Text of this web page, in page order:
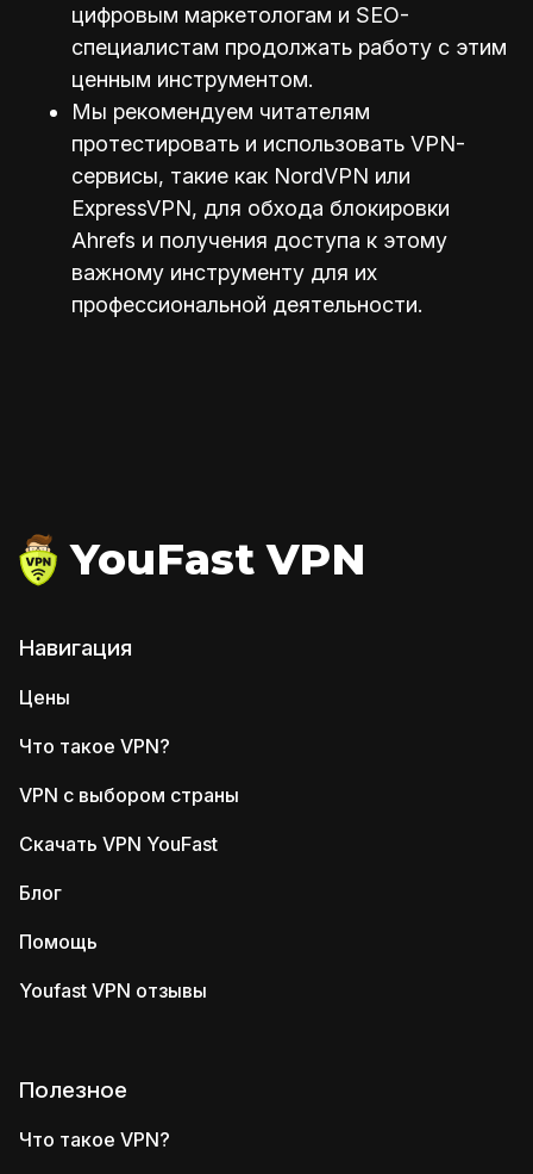
цифровым маркетологам и SEO-
специалистам продолжать работу с этим
ценным инструментом.
Мы рекомендуем читателям
протестировать и использовать VPN-
сервисы, такие как NordVPN или
ExpressVPN, для обхода блокировки
Ahrefs и получения доступа к этому
важному инструменту для их
профессиональной деятельности.
YouFast VPN
Навигация
Цены
Что такое VPN?
VPN с выбором страны
Скачать VPN YouFast
Блог
Помощь
Youfast VPN отзывы
Полезное
Что такое VPN?